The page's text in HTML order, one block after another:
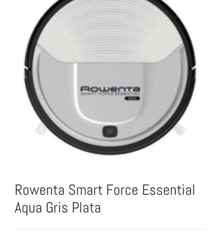
Rowenta Smart Force Essential
Aqua Gris Plata